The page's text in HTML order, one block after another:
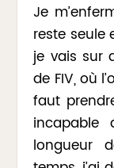
Je
reste seule
je vais sur
de FIV, où
faut
longueur